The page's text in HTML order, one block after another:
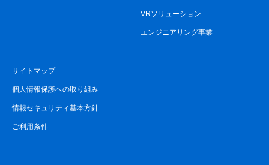
VRソリューション
エンジニアリング事業
サイトマップ
個人情報保護への取り組み
情報セキュリティ基本方針
ご利用条件